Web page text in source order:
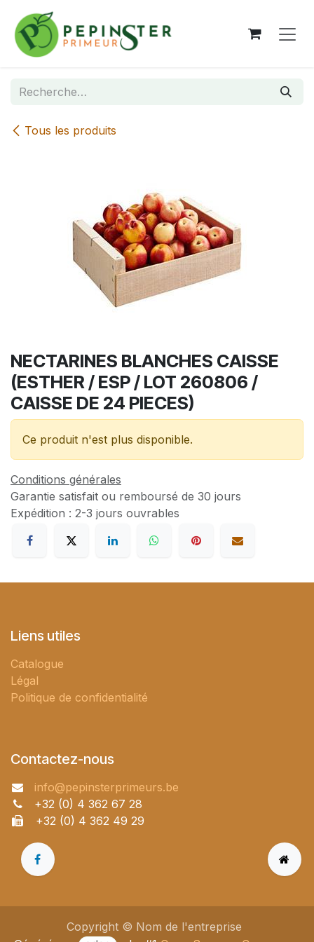
Se rendre au contenu
Tous les produits
NECTARINES BLANCHES CAISSE
(ESTHER / ESP / LOT 260806 /
CAISSE DE 24 PIECES)
Ce produit n'est plus disponible.
Conditions générales
Garantie satisfait ou remboursé de 30 jours
Expédition : 2-3 jours ouvrables
Liens utiles
Catalogue
Légal
Politique de confidentialité
Contactez-nous
info@pepinsterprimeurs.be
+32 (0) 4 362 67 28
+32 (0) 4 362 49 29
Copyright © Nom de l'entreprise